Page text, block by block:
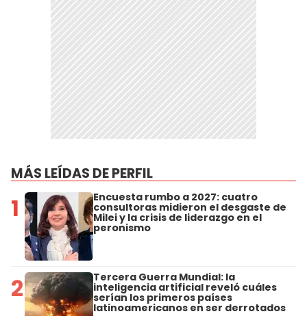
MÁS LEÍDAS DE PERFIL
1 Encuesta rumbo a 2027: cuatro
consultoras midieron el desgaste de
Milei y la crisis de liderazgo en el
peronismo
2 Tercera Guerra Mundial: la
inteligencia artificial reveló cuáles
serían los primeros países
latinoamericanos en ser derrotados